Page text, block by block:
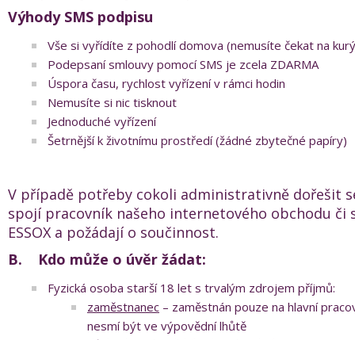
Výhody SMS podpisu
Vše si vyřídíte z pohodlí domova (nemusíte čekat na
Podepsaní smlouvy pomocí SMS je zcela ZDARMA
Úspora času, rychlost vyřízení v rámci hodin
Nemusíte si nic tisknout
Jednoduché vyřízení
Šetrnější k životnímu prostředí (žádné zbytečné papíry)
V případě potřeby cokoli administrativně dořešit
spojí pracovník našeho internetového obchodu či
ESSOX a požádají o součinnost.
B. Kdo může o úvěr žádat:
Fyzická osoba starší 18 let s trvalým zdrojem příjmů:
zaměstnanec – zaměstnán pouze na hlavní
nesmí být ve výpovědní lhůtě